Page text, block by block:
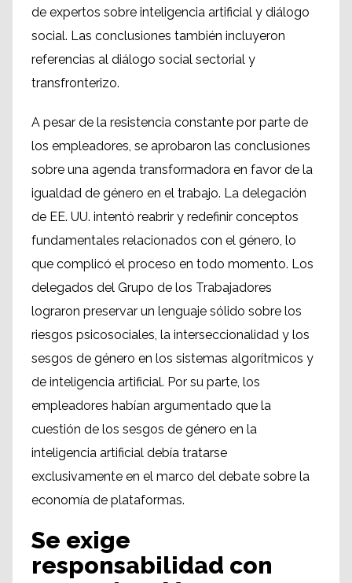
de expertos sobre inteligencia artificial y diálogo
social. Las conclusiones también incluyeron
referencias al diálogo social sectorial y
transfronterizo.
A pesar de la resistencia constante por parte de
los empleadores, se aprobaron las conclusiones
sobre una agenda transformadora en favor de la
igualdad de género en el trabajo. La delegación
de EE. UU. intentó reabrir y redefinir conceptos
fundamentales relacionados con el género, lo
que complicó el proceso en todo momento. Los
delegados del Grupo de los Trabajadores
lograron preservar un lenguaje sólido sobre los
riesgos psicosociales, la interseccionalidad y los
sesgos de género en los sistemas algorítmicos y
de inteligencia artificial. Por su parte, los
empleadores habían argumentado que la
cuestión de los sesgos de género en la
inteligencia artificial debía tratarse
exclusivamente en el marco del debate sobre la
economía de plataformas.
Se exige
responsabilidad con